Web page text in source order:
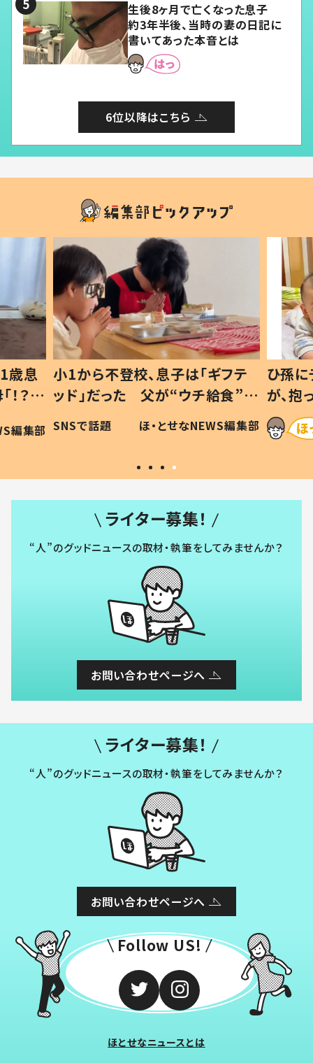
生後8ヶ月で亡くなった息子
約3年半後、当時の妻の日記に
書いてあった本音とは
6位以降はこちら
歳息
？」
編集部
小1から不登校、息子は「ギフテ
ッド」だった 父が“ウチ給食”を
作り続ける理由とは #令和の親
#令和の子
SNSで話題 ほ・とせなNEWS編集部
ひ孫
が、
「涙が
い」
ライター募集！
“人”のグッドニュースの取材・執筆をしてみませんか？
お問い合わせページへ
ライター募集！
“人”のグッドニュースの取材・執筆をしてみませんか？
お問い合わせページへ
Follow US!
ほとせなニュースとは